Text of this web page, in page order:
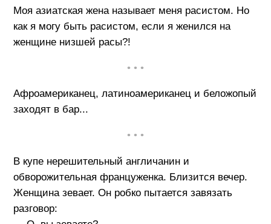
Моя азиатская жена называет меня расистом. Но
как я могу быть расистом, если я женился на
женщине низшей расы?!
• • •
Афроамериканец, латиноамериканец и беложопый
заходят в бар...
• • •
В купе нерешительный англичанин и
обворожительная француженка. Близится вечер.
Женщина зевает. Он робко пытается завязать
разговор: